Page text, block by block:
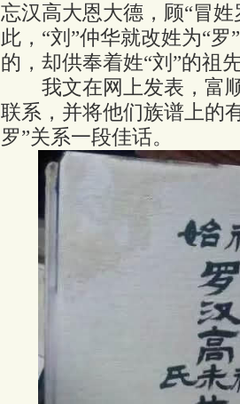
忘汉高大恩大德，顾“冒
此，“刘”仲华就改姓为“
的，却供奉着姓“刘”的祖
我文在网上发表，富顺
联系，并将他们族谱上的
罗”关系一段佳话。